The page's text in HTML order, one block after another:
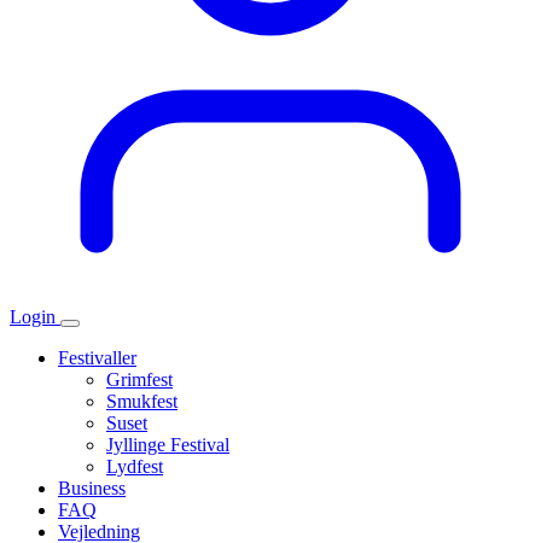
Login
Festivaller
Grimfest
Smukfest
Suset
Jyllinge Festival
Lydfest
Business
FAQ
Vejledning